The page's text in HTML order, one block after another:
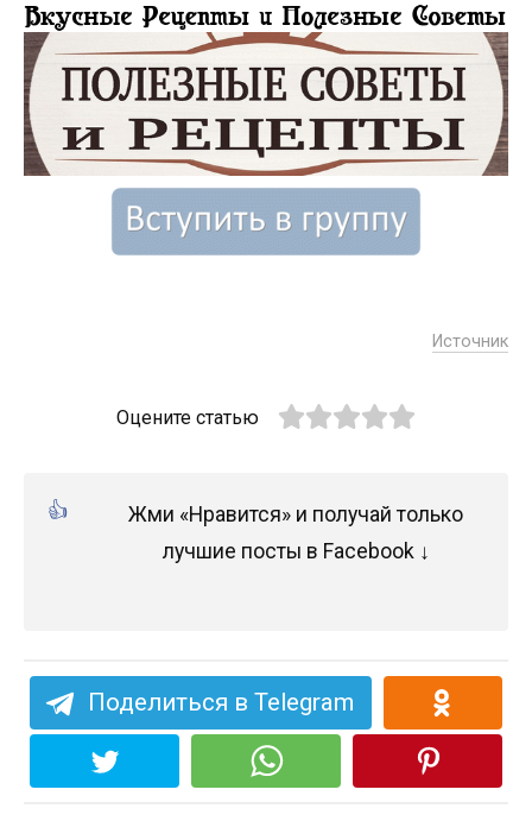
Источник
Оцените статью
Жми «Нравится» и получай только
лучшие посты в Facebook ↓
Поделиться в Telegram